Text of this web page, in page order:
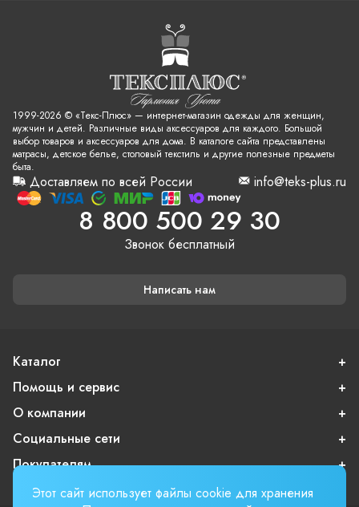
1999-2026 © «Текс-Плюс» — интернет-магазин одежды для женщин,
мужчин и детей. Различные виды аксессуаров для каждого. Большой
выбор товаров и аксессуаров для дома. В каталоге сайта представлены
матрасы, детское белье, столовый текстиль и другие полезные предметы
быта.
Доставляем по всей России info@teks-plus.ru
8 800 500 29 30
Звонок бесплатный
Написать нам
Каталог
Помощь и сервис
О компании
Социальные сети
Покупателям
Этот сайт использует файлы cookie для хранения